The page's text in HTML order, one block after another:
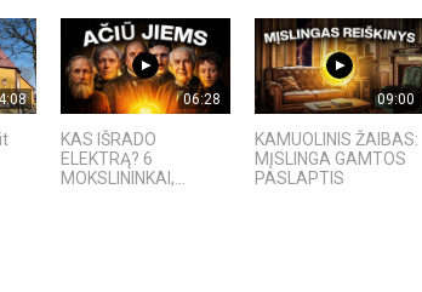
06:28
KAS IŠRADO
ELEKTRĄ? 6
MOKSLININKAI,...
09:00
KAMUOLINIS ŽAIBAS:
MĮSLINGA GAMTOS
PASLAPTIS